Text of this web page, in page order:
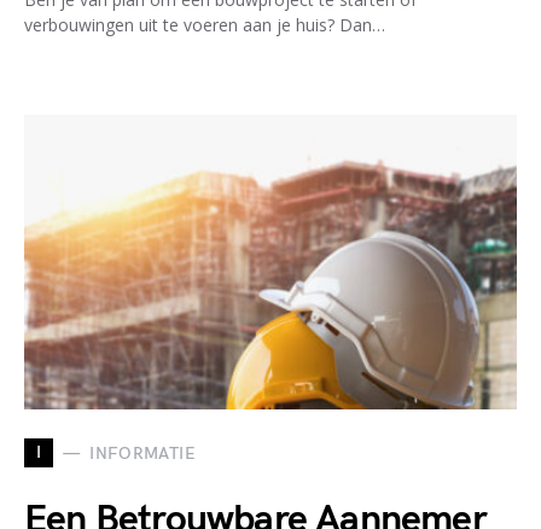
verbouwingen uit te voeren aan je huis? Dan…
I INFORMATIE